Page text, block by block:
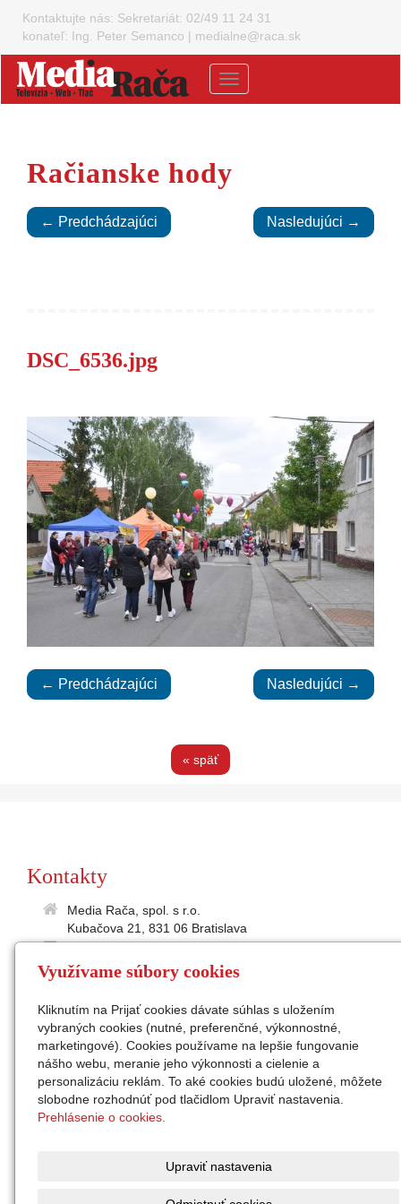
Kontaktujte nás: Sekretariát: 02/49 11 24 31
konateľ: Ing. Peter Semanco | medialne@raca.sk
Menu
Račianske hody
← Predchádzajúci Nasledujúci →
DSC_6536.jpg
← Predchádzajúci Nasledujúci →
« späť
Kontakty
Media Rača, spol. s r.o.
Kubačova 21, 831 06 Bratislava
2021865197
medialne@raca.sk
Sekretariát: 02/49 11 24 31
konateľ: Ing. Peter Semanco
Facebook
Instagram
Využívame súbory cookies
Kliknutím na Prijať cookies dávate súhlas s uložením
vybraných cookies (nutné, preferenčné, výkonnostné,
marketingové). Cookies používame na lepšie fungovanie
nášho webu, meranie jeho výkonnosti a cielenie a
personalizáciu reklám. To aké cookies budú uložené, môžete
slobodne rozhodnúť pod tlačidlom Upraviť nastavenia.
Prehlásenie o cookies.
Upraviť nastavenia